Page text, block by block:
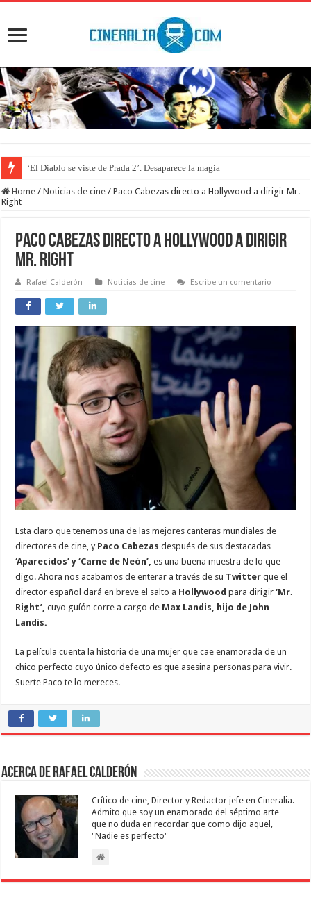
‘El Diablo se viste de Prada 2’. Desaparece la magia
Home / Noticias de cine / Paco Cabezas directo a Hollywood a dirigir Mr.
Right
Paco Cabezas directo a Hollywood a dirigir
Mr. Right
Rafael Calderón Noticias de cine Escribe un comentario
Esta claro que tenemos una de las mejores canteras mundiales de
directores de cine, y Paco Cabezas después de sus destacadas
‘Aparecidos’ y ‘Carne de Neón’, es una buena muestra de lo que
digo. Ahora nos acabamos de enterar a través de su Twitter que el
director español dará en breve el salto a Hollywood para dirigir ‘Mr.
Right’, cuyo guíón corre a cargo de Max Landis, hijo de John
Landis.
La película cuenta la historia de una mujer que cae enamorada de un
chico perfecto cuyo único defecto es que asesina personas para vivir.
Suerte Paco te lo mereces.
Acerca de Rafael Calderón
Crítico de cine, Director y Redactor jefe en Cineralia.
Admito que soy un enamorado del séptimo arte
que no duda en recordar que como dijo aquel,
"Nadie es perfecto"